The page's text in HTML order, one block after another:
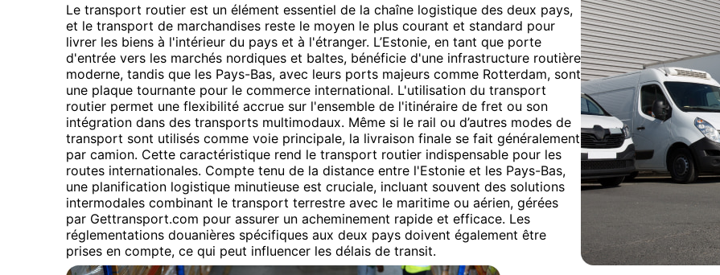
Le transport routier est un élément essentiel de la chaîne logistique des deux pays,
et le transport de marchandises reste le moyen le plus courant et standard pour
livrer les biens à l'intérieur du pays et à l'étranger. L’Estonie, en tant que porte
d'entrée vers les marchés nordiques et baltes, bénéficie d'une infrastructure routière
moderne, tandis que les Pays-Bas, avec leurs ports majeurs comme Rotterdam, sont
une plaque tournante pour le commerce international. L'utilisation du transport
routier permet une flexibilité accrue sur l'ensemble de l'itinéraire de fret ou son
intégration dans des transports multimodaux. Même si le rail ou d’autres modes de
transport sont utilisés comme voie principale, la livraison finale se fait généralement
par camion. Cette caractéristique rend le transport routier indispensable pour les
routes internationales. Compte tenu de la distance entre l'Estonie et les Pays-Bas,
une planification logistique minutieuse est cruciale, incluant souvent des solutions
intermodales combinant le transport terrestre avec le maritime ou aérien, gérées
par Gettransport.com pour assurer un acheminement rapide et efficace. Les
réglementations douanières spécifiques aux deux pays doivent également être
prises en compte, ce qui peut influencer les délais de transit.